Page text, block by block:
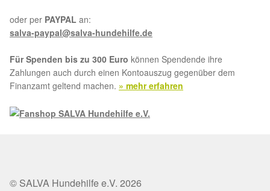
oder per PAYPAL an:
salva-paypal@salva-hundehilfe.de
Für Spenden bis zu 300 Euro können Spendende ihre
Zahlungen auch durch einen Kontoauszug gegenüber dem
Finanzamt geltend machen. » mehr erfahren
© SALVA Hundehilfe e.V. 2026